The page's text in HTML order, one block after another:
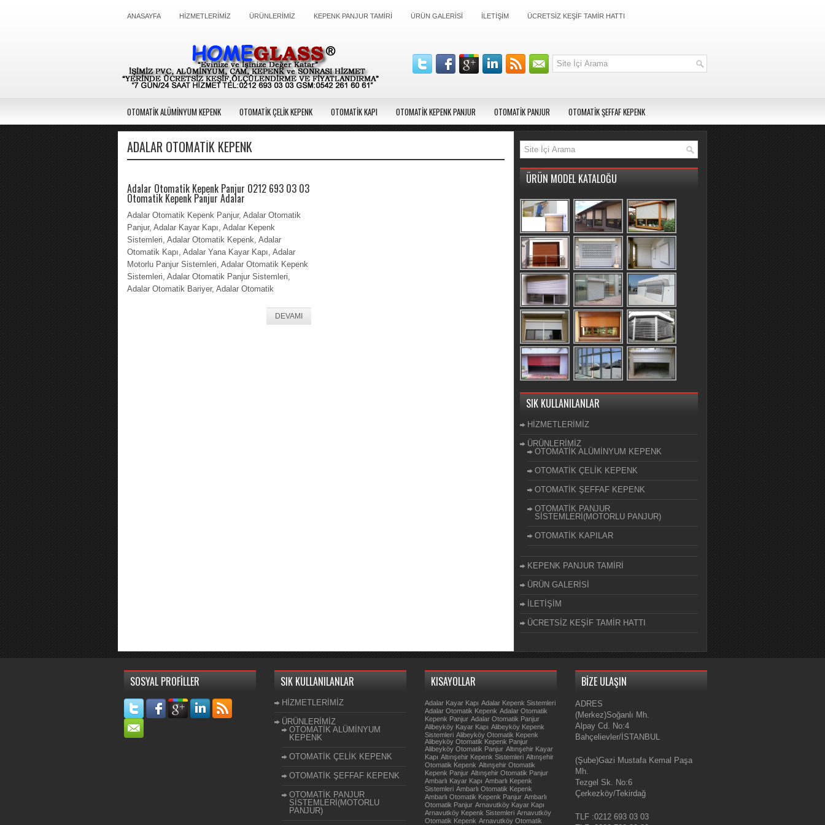
ANASAYFA HİZMETLERİMİZ ÜRÜNLERİMİZ KEPENK PANJUR TAMİRİ ÜRÜN GALERİSİ İLETİŞİM ÜCRETSİZ KEŞİF TAMİR HATTI
OTOMATİK ALÜMİNYUM KEPENK OTOMATİK ÇELİK KEPENK OTOMATİK KAPI OTOMATİK KEPENK PANJUR OTOMATİK PANJUR OTOMATİK ŞEFFAF KEPENK
ADALAR OTOMATIK KEPENK
Adalar Otomatik Kepenk Panjur 0212 693 03 03
Otomatik Kepenk Panjur Adalar
Adalar Otomatik Kepenk Panjur, Adalar Otomatik
Panjur, Adalar Kayar Kapı, Adalar Kepenk
Sistemleri, Adalar Otomatik Kepenk, Adalar
Otomatik Kapı, Adalar Yana Kayar Kapı, Adalar
Motorlu Panjur Sistemleri, Adalar Otomatik Kepenk
Sistemleri, Adalar Otomatik Panjur Sistemleri,
Adalar Otomatik Bariyer, Adalar Otomatik
DEVAMI
ÜRÜN MODEL KATALOĞU
SIK KULLANILANLAR
HİZMETLERİMİZ
ÜRÜNLERİMİZ
OTOMATİK ALÜMİNYUM KEPENK
OTOMATİK ÇELİK KEPENK
OTOMATİK ŞEFFAF KEPENK
OTOMATİK PANJUR
SİSTEMLERİ(MOTORLU PANJUR)
OTOMATİK KAPILAR
KEPENK PANJUR TAMİRİ
ÜRÜN GALERİSİ
İLETİŞİM
ÜCRETSİZ KEŞİF TAMİR HATTI
SOSYAL PROFİLLER SIK KULLANILANLAR
HİZMETLERİMİZ
ÜRÜNLERİMİZ
OTOMATİK ALÜMİNYUM
KEPENK
OTOMATİK ÇELİK KEPENK
OTOMATİK ŞEFFAF KEPENK
OTOMATİK PANJUR
SİSTEMLERİ(MOTORLU
PANJUR)
KISAYOLLAR
Adalar Kayar Kapı Adalar Kepenk Sistemleri
Adalar Otomatik Kepenk Adalar Otomatik
Kepenk Panjur Adalar Otomatik Panjur
Alibeyköy Kayar Kapı Alibeyköy Kepenk
Sistemleri Alibeyköy Otomatik Kepenk
Alibeyköy Otomatik Kepenk Panjur
Alibeyköy Otomatik Panjur Altınşehir Kayar
Kapı Altınşehir Kepenk Sistemleri Altınşehir
Otomatik Kepenk Altınşehir Otomatik
Kepenk Panjur Altınşehir Otomatik Panjur
Ambarlı Kayar Kapı Ambarlı Kepenk
Sistemleri Ambarlı Otomatik Kepenk
Ambarlı Otomatik Kepenk Panjur Ambarlı
Otomatik Panjur Arnavutköy Kayar Kapı
Arnavutköy Kepenk Sistemleri Arnavutköy
Otomatik Kepenk Arnavutköy Otomatik
BİZE ULAŞIN
ADRES
(Merkez)Soğanlı Mh.
Alpay Cd. No:4
Bahçelievler/İSTANBUL
(Şube)Gazi Mustafa Kemal Paşa
Mh.
Tezgel Sk. No:6
Çerkezköy/Tekirdağ
TLF :0212 693 03 03